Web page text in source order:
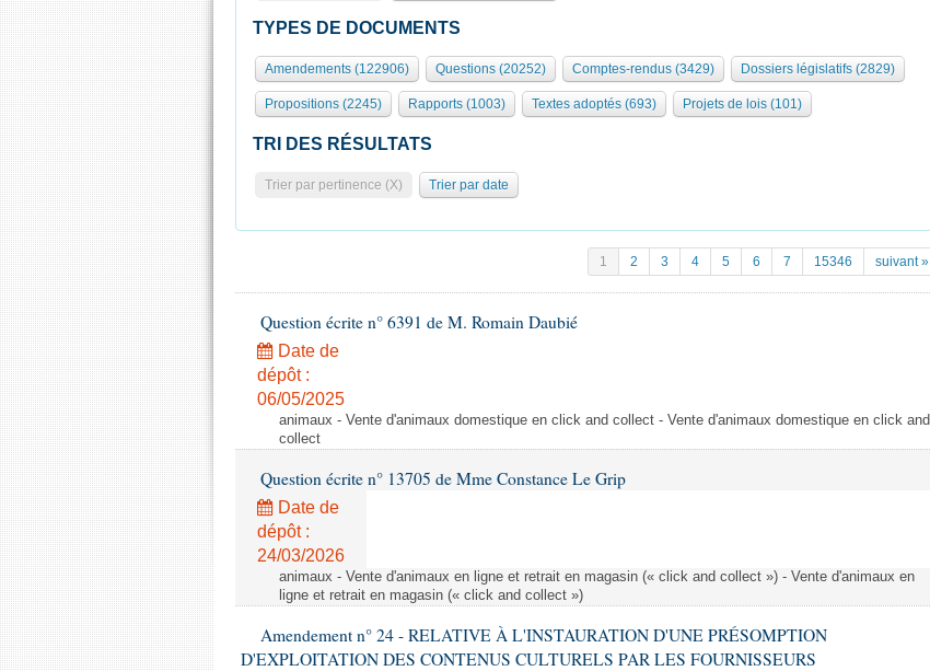
TYPES DE DOCUMENTS
Amendements (122906) Questions (20252) Comptes-rendus (3429) Dossiers législatifs (2829)
Propositions (2245) Rapports (1003) Textes adoptés (693) Projets de lois (101)
TRI DES RÉSULTATS
Trier par pertinence (X) Trier par date
1 2 3 4 5 6 7 15346 suivant »
Question écrite n° 6391 de M. Romain Daubié
Date de
dépôt :
06/05/2025
animaux - Vente d'animaux domestique en click and collect - Vente d'animaux domestique en click and
collect
Question écrite n° 13705 de Mme Constance Le Grip
Date de
dépôt :
24/03/2026
animaux - Vente d'animaux en ligne et retrait en magasin (« click and collect ») - Vente d'animaux en
ligne et retrait en magasin (« click and collect »)
Amendement n° 24 - RELATIVE À L'INSTAURATION D'UNE PRÉSOMPTION
D'EXPLOITATION DES CONTENUS CULTURELS PAR LES FOURNISSEURS